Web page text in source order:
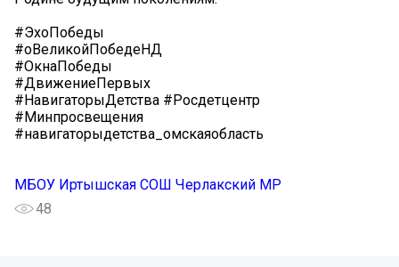
#ЭхоПобеды
#оВеликойПобедеНД
#ОкнаПобеды
#ДвижениеПервых
#НавигаторыДетства #Росдетцентр
#Минпросвещения
#навигаторыдетства_омскаяобласть
МБОУ Иртышская СОШ Черлакский МР
48